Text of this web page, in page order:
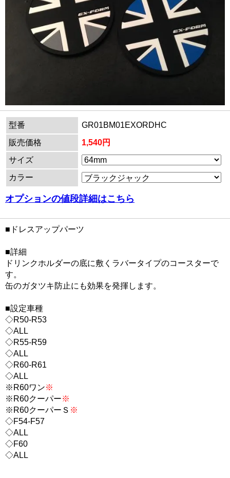
型番
GR01BM01EXORDHC
販売価格
1,540円
サイズ
カラー
オプションの値段詳細はこちら
■ドレスアップパーツ
■詳細
ドリンクホルダーの底に敷くラバータイプのコースターで
す。
缶のガタツキ防止にも効果を発揮します。
■設定車種
◇R50-R53
◇ALL
◇R55-R59
◇ALL
◇R60-R61
◇ALL
※R60ワン※
※R60クーパー※
※R60クーパーＳ ※
◇F54-F57
◇ALL
◇F60
◇ALL